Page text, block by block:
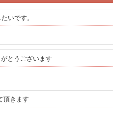
いです。
とうございます
頂きます